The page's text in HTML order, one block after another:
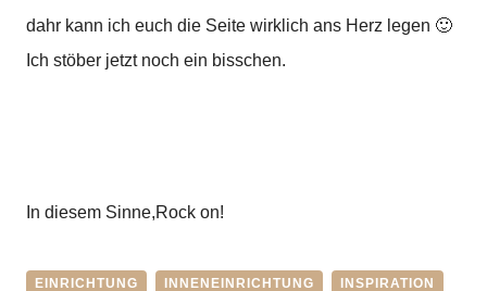
dahr kann ich euch die Seite wirklich ans Herz legen 🙂
Ich stöber jetzt noch ein bisschen.
In diesem Sinne,Rock on!
EINRICHTUNG INNENEINRICHTUNG INSPIRATION